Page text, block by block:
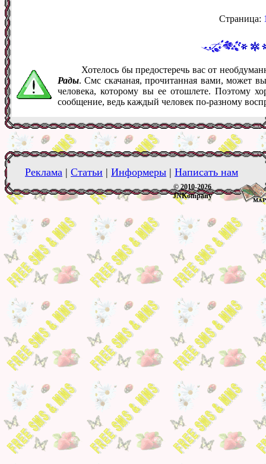
Страница:
Хотелось бы предостеречь вас от
Рады. Смс скачаная, прочитанная вами, может
человека, которому вы ее отошлете. Поэтому
сообщение, ведь каждый человек по-разному
Реклама | Статьи | Информеры | Написать нам
© 2010-2026
JNKompany